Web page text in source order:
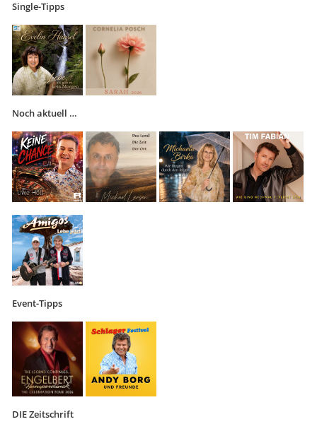
Single-Tipps
Noch aktuell …
Event-Tipps
DIE Zeitschrift